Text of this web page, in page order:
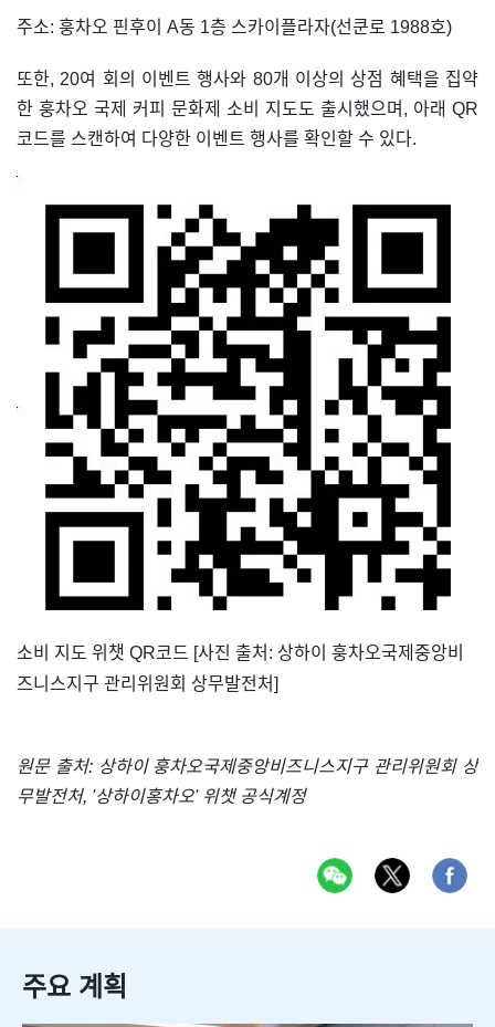
주소: 훙차오 핀후이 A동 1층 스카이플라자(선쿤로 1988호)
또한, 20여 회의 이벤트 행사와 80개 이상의 상점 혜택을 집약
한 훙차오 국제 커피 문화제 소비 지도도 출시했으며, 아래 QR
코드를 스캔하여 다양한 이벤트 행사를 확인할 수 있다.
​소비 지도 위챗 QR코드 [사진 출처: 상하이 훙차오국제중앙비
즈니스지구 관리위원회 상무발전처]
원문 출처: 상하이 훙차오국제중앙비즈니스지구 관리위원회 상
무발전처, '상하이홍차오' 위챗 공식계정
주요 계획